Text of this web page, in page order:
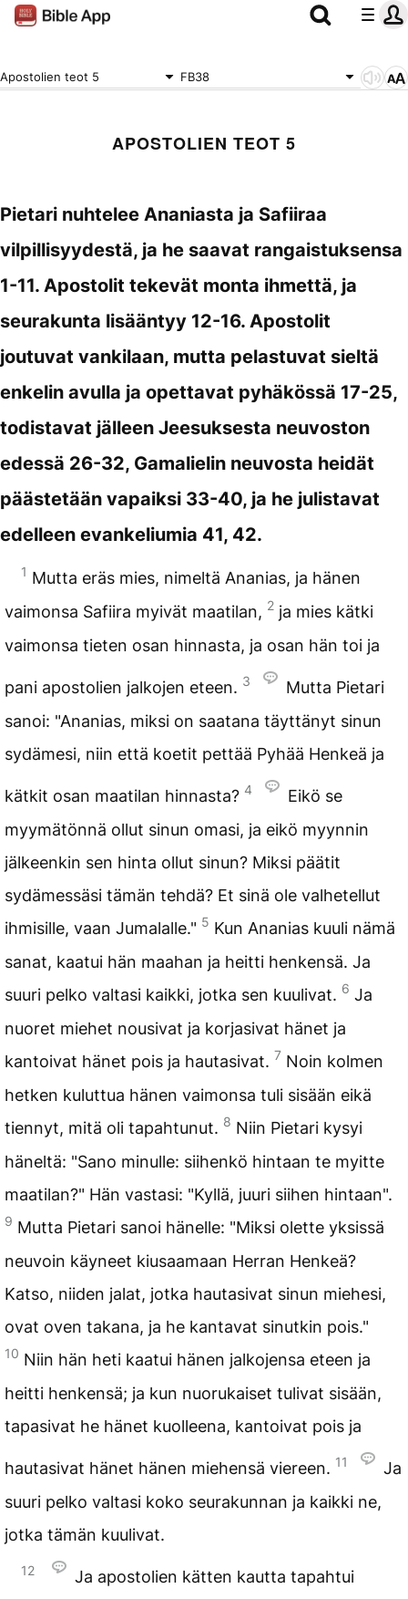
Apostolien teot 5 FB38
APOSTOLIEN TEOT 5
Pietari nuhtelee Ananiasta ja Safiiraa
vilpillisyydestä, ja he saavat rangaistuksensa
1-11. Apostolit tekevät monta ihmettä, ja
seurakunta lisääntyy 12-16. Apostolit
joutuvat vankilaan, mutta pelastuvat sieltä
enkelin avulla ja opettavat pyhäkössä 17-25,
todistavat jälleen Jeesuksesta neuvoston
edessä 26-32, Gamalielin neuvosta heidät
päästetään vapaiksi 33-40, ja he julistavat
edelleen evankeliumia 41, 42.
1 Mutta eräs mies, nimeltä Ananias, ja hänen
vaimonsa Safiira myivät maatilan, 2 ja mies kätki
vaimonsa tieten osan hinnasta, ja osan hän toi ja
pani apostolien jalkojen eteen. 3
Mutta Pietari
sanoi: "Ananias, miksi on saatana täyttänyt sinun
sydämesi, niin että koetit pettää Pyhää Henkeä ja
kätkit osan maatilan hinnasta? 4
Eikö se
myymätönnä ollut sinun omasi, ja eikö myynnin
jälkeenkin sen hinta ollut sinun? Miksi päätit
sydämessäsi tämän tehdä? Et sinä ole valhetellut
ihmisille, vaan Jumalalle." 5 Kun Ananias kuuli nämä
sanat, kaatui hän maahan ja heitti henkensä. Ja
suuri pelko valtasi kaikki, jotka sen kuulivat. 6 Ja
nuoret miehet nousivat ja korjasivat hänet ja
kantoivat hänet pois ja hautasivat. 7 Noin kolmen
hetken kuluttua hänen vaimonsa tuli sisään eikä
tiennyt, mitä oli tapahtunut. 8 Niin Pietari kysyi
häneltä: "Sano minulle: siihenkö hintaan te myitte
maatilan?" Hän vastasi: "Kyllä, juuri siihen hintaan".
9 Mutta Pietari sanoi hänelle: "Miksi olette yksissä
neuvoin käyneet kiusaamaan Herran Henkeä?
Katso, niiden jalat, jotka hautasivat sinun miehesi,
ovat oven takana, ja he kantavat sinutkin pois."
10 Niin hän heti kaatui hänen jalkojensa eteen ja
heitti henkensä; ja kun nuorukaiset tulivat sisään,
tapasivat he hänet kuolleena, kantoivat pois ja
hautasivat hänet hänen miehensä viereen. 11
Ja
suuri pelko valtasi koko seurakunnan ja kaikki ne,
jotka tämän kuulivat.
12
Ja apostolien kätten kautta tapahtui